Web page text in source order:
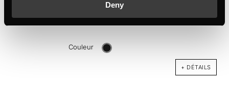
Deny
Kit design composé de 2 bandes - Black Velvet | pour DW9880
Couleur
+ DÉTAILS